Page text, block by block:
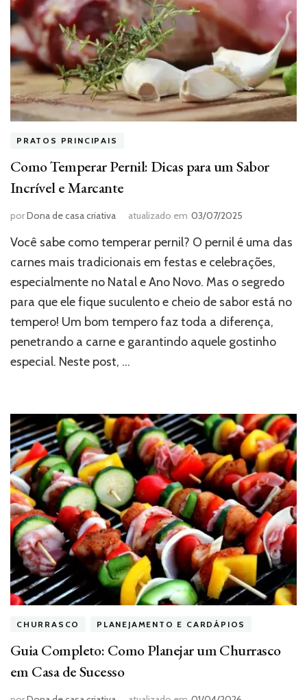
PRATOS PRINCIPAIS
Como Temperar Pernil: Dicas para um Sabor
Incrível e Marcante
porDona de casa criativa atualizado em 03/07/2025
Você sabe como temperar pernil? O pernil é uma das
carnes mais tradicionais em festas e celebrações,
especialmente no Natal e Ano Novo. Mas o segredo
para que ele fique suculento e cheio de sabor está no
tempero! Um bom tempero faz toda a diferença,
penetrando a carne e garantindo aquele gostinho
especial. Neste post, …
CHURRASCO PLANEJAMENTO E CARDÁPIOS
Guia Completo: Como Planejar um Churrasco
em Casa de Sucesso